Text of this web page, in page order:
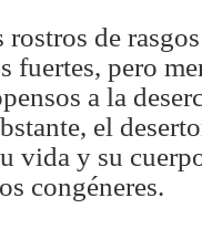
rostros de
fuertes, pero
a la
el
vida y su
congéneres.